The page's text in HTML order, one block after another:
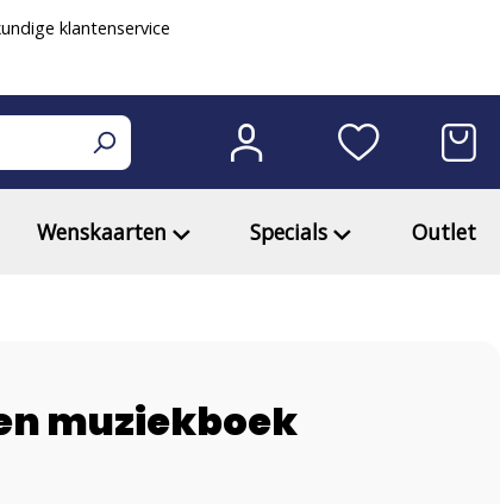
klantenservice
Wenskaarten Specials Outlet
muziekboek